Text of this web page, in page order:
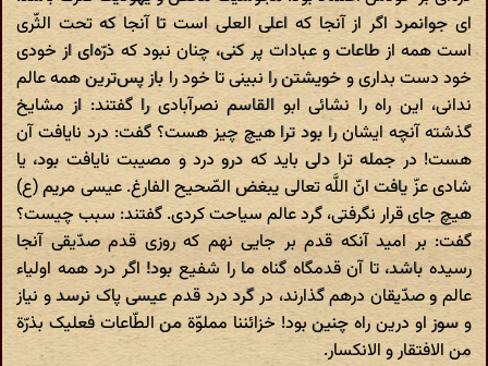
ای جوانمرد اگر از آنجا که اعلی العلی است تا آنجا که تحت الثّری
است همه از طاعات و عبادات پر کنی، چنان نبود که ذرّه‌ای از خودی
خود دست بداری و خویشتن را نبینی تا خود را باز پس‌ترین همه عالم
ندانی، این راه را نشائی ابو القاسم نصرآبادی را گفتند: از مشایخ
گذشته آنچه ایشان را بود ترا هیچ چیز هست؟ گفت: درد نایافت آن
هست! در جمله ترا دلی باید که درو درد و مصیبت نایافت بود، یا
شادی عزّ یافت انّ اللَّه تعالی یبغض الصّحیح الفارغ. عیسی مریم (ع)
هیچ جای قرار نگرفتی، گرد عالم سیاحت کردی. گفتند: سبب چیست؟
گفت: بر امید آنکه قدم بر جایی نهم که روزی قدم صدّیقی آنجا
رسیده باشد، تا آن قدمگاه گناه ما را شفیع بود! اگر درد همه اولیاء
عالم و صدّیقان درهم گذارند، در گرد درد قدم عیسی پاک نرسد و نیاز
و سوز او درین راه چنین بود! خزائننا مملوّة من الطّاعات فعلیک بذرّة
من الافتقار و الانکسار.